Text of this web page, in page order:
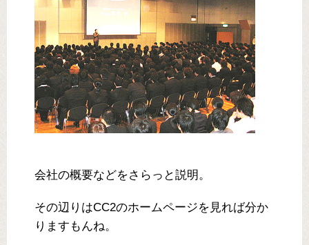
会社の概要などをさらっと説明。
その辺りはCC2のホームページを見れば分か
りますもんね。